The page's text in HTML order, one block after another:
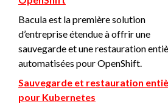
Bacula est la première solution
d’entreprise étendue à offrir une
sauvegarde et une restauration
automatisées pour OpenShift.
Sauvegarde et restauration
pour Kubernetes